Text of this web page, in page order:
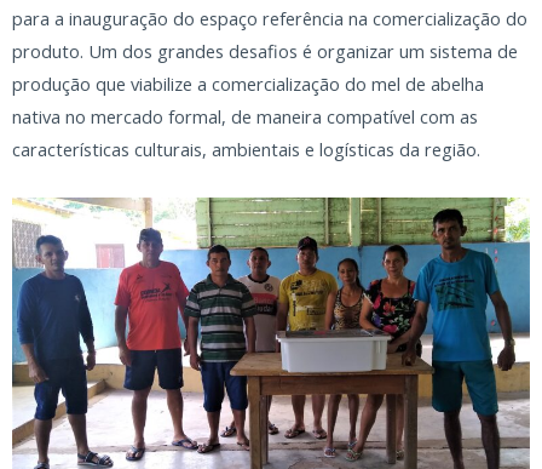
para a inauguração do espaço referência na comercialização do
produto. Um dos grandes desafios é organizar um sistema de
produção que viabilize a comercialização do mel de abelha
nativa no mercado formal, de maneira compatível com as
características culturais, ambientais e logísticas da região.